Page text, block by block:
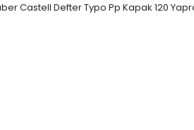
Castell Defter Typo Pp Kapak 120